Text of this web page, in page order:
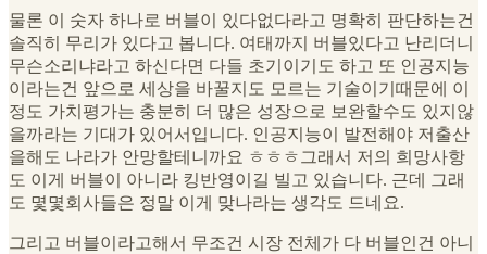
물론 이 숫자 하나로 버블이 있다없다라고 명확히 판단하는건
솔직히 무리가 있다고 봅니다. 여태까지 버블있다고 난리더니
무슨소리냐라고 하신다면 다들 초기이기도 하고 또 인공지능
이라는건 앞으로 세상을 바꿀지도 모르는 기술이기때문에 이
정도 가치평가는 충분히 더 많은 성장으로 보완할수도 있지않
을까라는 기대가 있어서입니다. 인공지능이 발전해야 저출산
을해도 나라가 안망할테니까요 ㅎㅎㅎ그래서 저의 희망사항
도 이게 버블이 아니라 킹반영이길 빌고 있습니다. 근데 그래
도 몇몇회사들은 정말 이게 맞나라는 생각도 드네요.
그리고 버블이라고해서 무조건 시장 전체가 다 버블인건 아니